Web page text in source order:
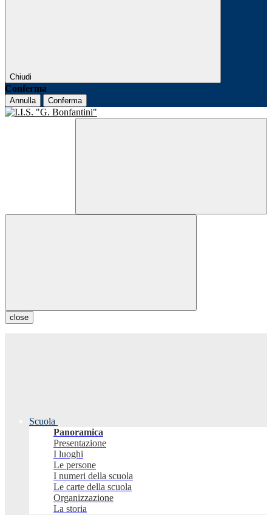
Chiudi
Conferma
Annulla Conferma
close
Scuola
Panoramica
Presentazione
I luoghi
Le persone
I numeri della scuola
Le carte della scuola
Organizzazione
La storia